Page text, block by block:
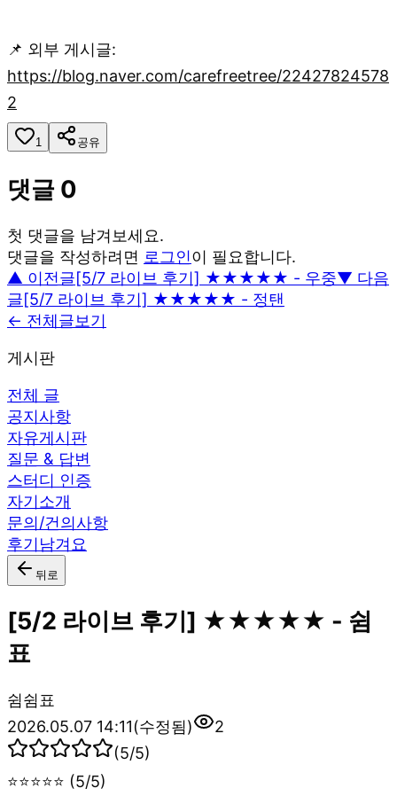
📌 외부 게시글:
https://blog.naver.com/carefreetree/22427824578
2
1 공유
댓글 0
첫 댓글을 남겨보세요.
댓글을 작성하려면 로그인이 필요합니다.
▲ 이전글[5/7 라이브 후기] ★★★★★ - 우중▼ 다음
글[5/7 라이브 후기] ★★★★★ - 정탠
← 전체글보기
게시판
전체 글
공지사항
자유게시판
질문 & 답변
스터디 인증
자기소개
문의/건의사항
후기남겨요
뒤로
[5/2 라이브 후기] ★★★★★ - 쉼
표
쉼쉼표
2026.05.07 14:11(수정됨)
2
(5/5)
⭐⭐⭐⭐⭐ (5/5)